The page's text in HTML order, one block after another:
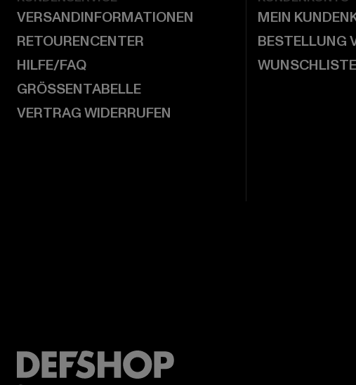
VERSANDINFORMATIONEN
RETOURENCENTER
HILFE/FAQ
GRÖSSENTABELLE
VERTRAG WIDERRUFEN
MEIN
BESTELLUNG
WUNSCHLISTE